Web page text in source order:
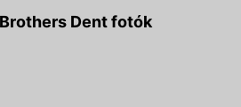
Dent fotók